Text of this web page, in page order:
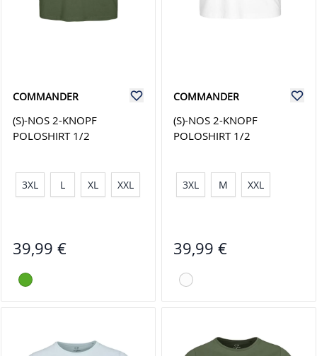
COMMANDER
(S)-NOS 2-KNOPF
POLOSHIRT 1/2
3XL L XL XXL
39,99 €
COMMANDER
(S)-NOS 2-KNOPF
POLOSHIRT 1/2
3XL M XXL
39,99 €